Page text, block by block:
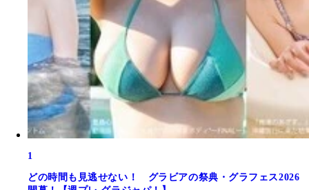
1
どの時間も見逃せない！ グラビアの祭典・グラフェス2026